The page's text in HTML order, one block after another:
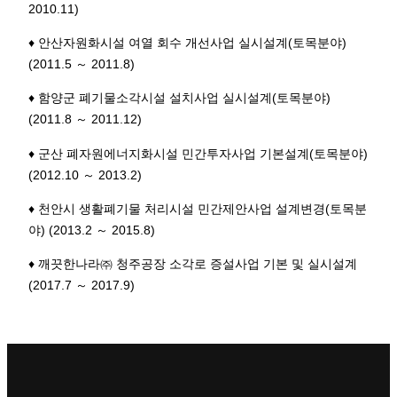
2010.11)
♦ 안산자원화시설 여열 회수 개선사업 실시설계(토목분야)
(2011.5 ～ 2011.8)
♦ 함양군 폐기물소각시설 설치사업 실시설계(토목분야)
(2011.8 ～ 2011.12)
♦ 군산 폐자원에너지화시설 민간투자사업 기본설계(토목분야)
(2012.10 ～ 2013.2)
♦ 천안시 생활폐기물 처리시설 민간제안사업 설계변경(토목분
야) (2013.2 ～ 2015.8)
♦ 깨끗한나라㈜ 청주공장 소각로 증설사업 기본 및 실시설계
(2017.7 ～ 2017.9)